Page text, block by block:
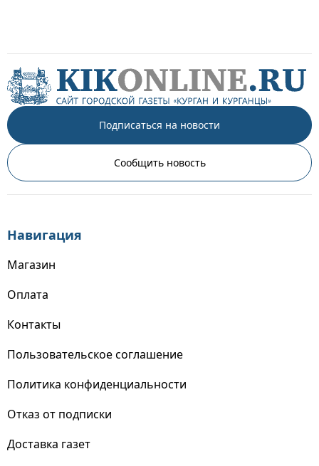
Подписаться на новости
Сообщить новость
Навигация
Магазин
Оплата
Контакты
Пользовательское соглашение
Политика конфиденциальности
Отказ от подписки
Доставка газет